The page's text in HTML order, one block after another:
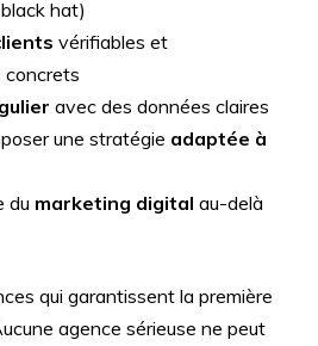
hat)
vérifiables et
concrets
avec des données claires
une stratégie adaptée à
du marketing digital au-delà
qui garantissent la première
agence sérieuse ne peut